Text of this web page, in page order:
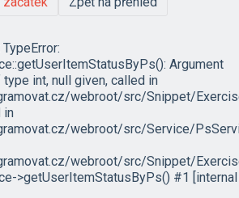
Argument
int, null given, called in
webroot/src/Snippet/
in
webroot/src/Service/
webroot/src/Snippet/
>getUserItemStatusByPs() #1 [internal